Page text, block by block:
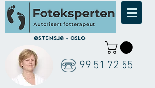
Østensjø - Oslo
99 51 72 55